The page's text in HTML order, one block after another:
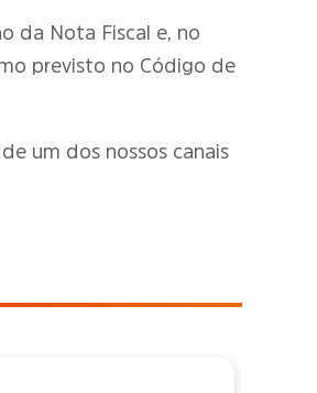
da Nota Fiscal e, no
previsto no Código de
um dos nossos canais